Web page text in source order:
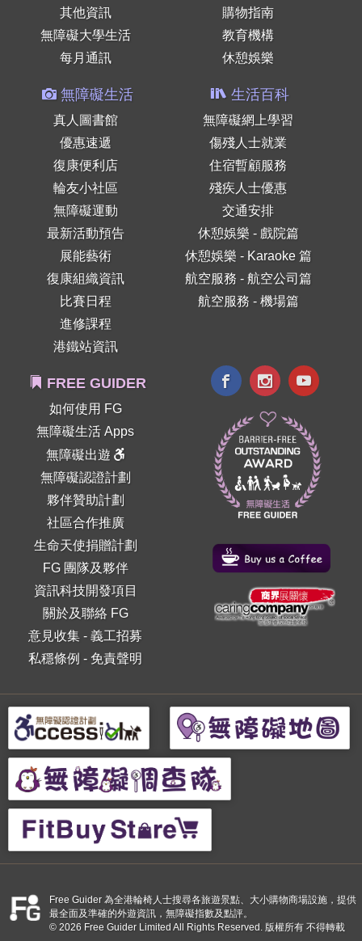
其他資訊
無障礙大學生活
每月通訊
購物指南
教育機構
休憩娛樂
無障礙生活
真人圖書館
優惠速遞
復康便利店
輪友小社區
無障礙運動
最新活動預告
展能藝術
復康組織資訊
比賽日程
進修課程
港鐵站資訊
生活百科
無障礙網上學習
傷殘人士就業
住宿暫顧服務
殘疾人士優惠
交通安排
休憩娛樂 - 戲院篇
休憩娛樂 - Karaoke 篇
航空服務 - 航空公司篇
航空服務 - 機場篇
FREE GUIDER
如何使用 FG
無障礙生活 Apps
無障礙出遊
無障礙認證計劃
夥伴贊助計劃
社區合作推廣
生命天使捐贈計劃
FG 團隊及夥伴
資訊科技開發項目
關於及聯絡 FG
意見收集 -義工招募
私穩條例 - 免責聲明
Free Guider 為全港輪椅人士搜尋各旅遊景點、大小購物商場設施，提供
最全面及準確的外遊資訊，無障礙指數及點評。
© 2026 Free Guider Limited All Rights Reserved. 版權所有 不得轉載